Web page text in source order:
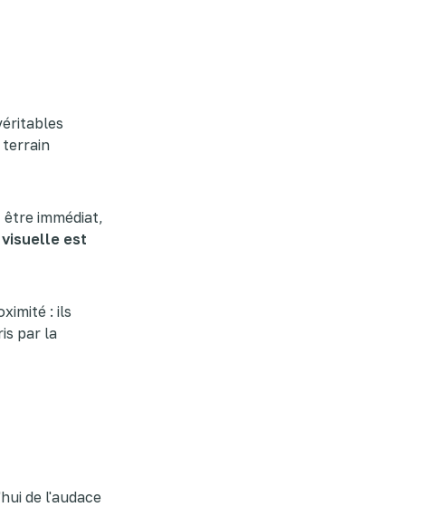
terrain
immédiat,
visuelle est
: ils
par la
de l'audace